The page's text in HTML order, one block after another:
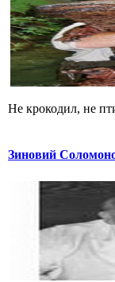
Не крокодил, не
Зиновий